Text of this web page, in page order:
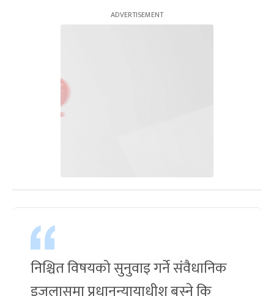
निश्चित विषयको सुनुवाइ गर्ने संवैधानिक